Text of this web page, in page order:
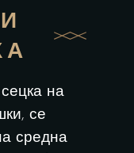
сецка на
се
средна